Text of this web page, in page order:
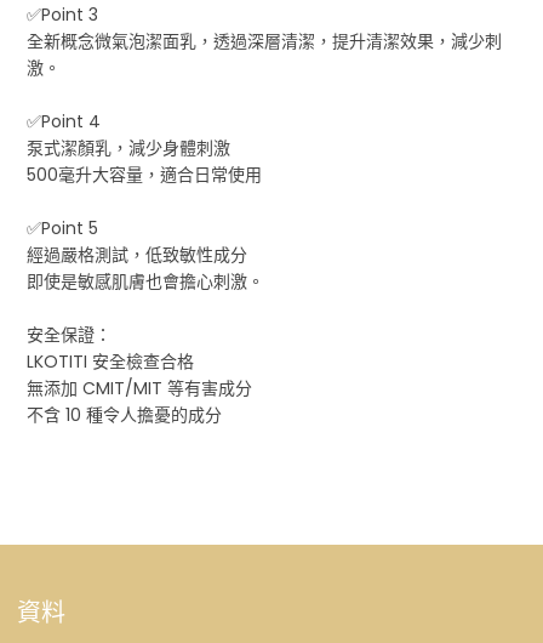
✅Point 3
全新概念微氣泡潔面乳，透過深層清潔，提升清潔效果，減少刺
激。
✅Point 4
泵式潔顏乳，減少身體刺激
500毫升大容量，適合日常使用
✅Point 5
經過嚴格測試，低致敏性成分
即使是敏感肌膚也會擔心刺激。
安全保證：
LKOTITI 安全檢查合格
無添加 CMIT/MIT 等有害成分
不含 10 種令人擔憂的成分
資料